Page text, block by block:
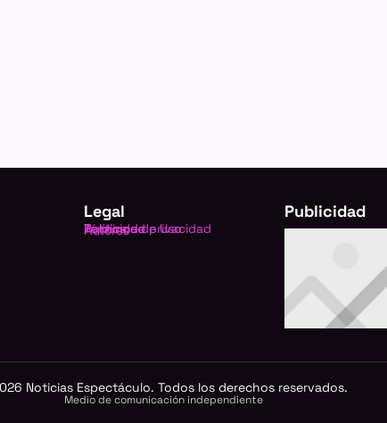
Legal
Política de privacidad
Términos de Uso
Publicidad
Autores
Publicidad
Noticias Espectáculo. Todos los derechos reservados.
Medio de comunicación independiente